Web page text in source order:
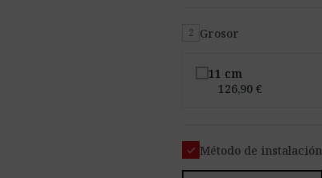
2 Grosor
11 cm
126,90 €
check Método de instalación